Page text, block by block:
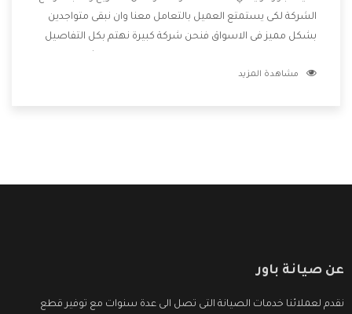
الشركة لكى يستمتع العميل بالتعامل معنا وان نبقى متواجدين
بشكل مميز فى الاسواق فنحن شركة كبيرة نهتم بكل التفاصيل
والتى تكون منها خدمة الصيانة التى تكون من أهم الخدمات التى
مشاهدة المزيد
عن صيانة باور
نقدم لعملائنا خدمات الصيانة التى تصل الى عدة سنوات مع توفير قطع